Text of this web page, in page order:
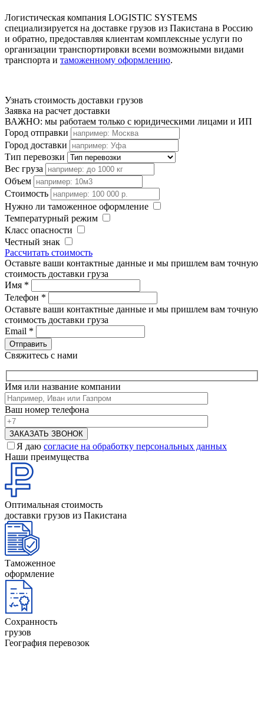
Логистическая компания LOGISTIC SYSTEMS
специализируется на доставке грузов из Пакистана в Россию
и обратно, предоставляя клиентам комплексные услуги по
организации транспортировки всеми возможными видами
транспорта и таможенному оформлению.
Узнать стоимость доставки грузов
Заявка на расчет доставки
ВАЖНО: мы работаем только с юридическими лицами и ИП
Город отправки
Город доставки
Тип перевозки
Вес груза
Объем
Стоимость
Нужно ли таможенное оформление
Температурный режим
Класс опасности
Честный знак
Рассчитать стоимость
Оставьте ваши контактные данные и мы пришлем вам точную
стоимость доставки груза
Имя *
Телефон *
Оставьте ваши контактные данные и мы пришлем вам точную
стоимость доставки груза
Email *
Свяжитесь с нами
Имя или название компании
Ваш номер телефона
Я даю согласие на обработку персональных данных
Наши преимущества
Оптимальная стоимость
доставки грузов из Пакистана
Таможенное
оформление
Сохранность
грузов
География перевозок